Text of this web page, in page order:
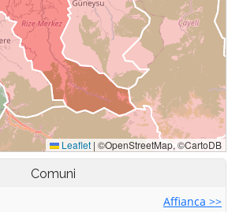
Comuni
Affianca >>